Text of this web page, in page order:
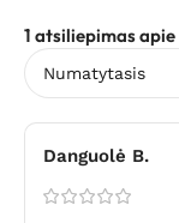
1 atsiliepimas apie
Danguolė B.